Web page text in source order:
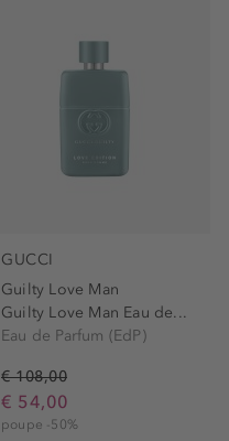
GUCCI
Guilty Love Man
Guilty Love Man Eau de...
Eau de Parfum (EdP)
€ 108,00
€ 54,00
poupe -50%